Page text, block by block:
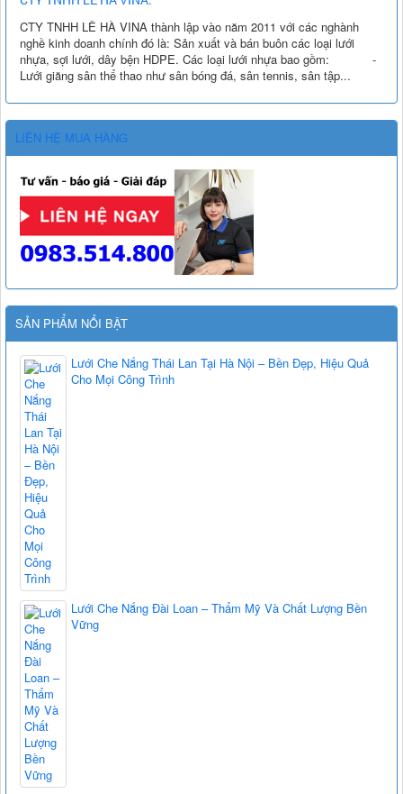
CTY TNHH LÊ HÀ VINA thành lập vào năm 2011 với các nghành
nghề kinh doanh chính đó là: Sản xuất và bán buôn các loại lưới
nhựa, sợi lưới, dây bện HDPE. Các loại lưới nhựa bao gồm: -
Lưới giăng sân thể thao như sân bóng đá, sân tennis, sân tập...
LIÊN HỆ MUA HÀNG
SẢN PHẨM NỔI BẬT
Lưới Che Nắng Thái Lan Tại Hà Nội – Bền Đẹp, Hiệu Quả
Cho Mọi Công Trình
Lưới Che Nắng Đài Loan – Thẩm Mỹ Và Chất Lượng Bền
Vững